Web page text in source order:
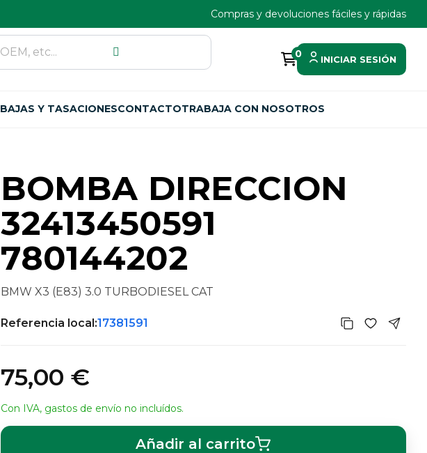
Compras y devoluciones fáciles y rápidas
0 INICIAR SESIÓN
BAJAS Y TASACIONESCONTACTOTRABAJA CON NOSOTROS
BOMBA DIRECCION
32413450591
780144202
BMW X3 (E83) 3.0 TURBODIESEL CAT
Referencia local:17381591
75,00 €
Con IVA, gastos de envío no incluídos.
Añadir al carrito